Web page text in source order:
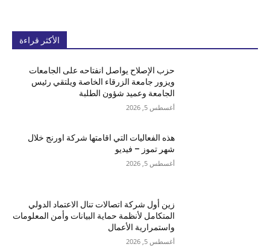
الأكثر قراءة
حزب الإصلاح يواصل انفتاحه على الجامعات
ويزور جامعة الزرقاء الخاصة ويلتقي رئيس
الجامعة وعميد شؤون الطلبة
أغسطس 5, 2026
هذه الفعاليات التي اقامتها شركة اورنج خلال
شهر تموز – فيديو
أغسطس 5, 2026
زين أول شركة اتصالات تنال الاعتماد الدولي
المتكامل لأنظمة حماية البيانات وأمن المعلومات
واستمرارية الأعمال
أغسطس 5, 2026